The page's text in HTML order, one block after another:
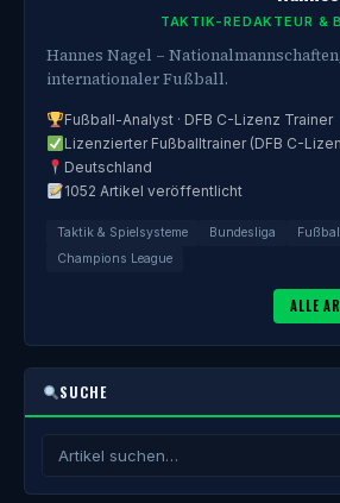
TAKTIK-REDAKTEUR &
Hannes Nagel –
internationaler Fußball.
Fußball-Analyst · DFB C-Lizenz Trainer
Lizenzierter Fußballtrainer (DFB C-
Deutschland
1052 Artikel veröffentlicht
Taktik & Spielsysteme Bundesliga
Champions League
ALLE
SUCHE